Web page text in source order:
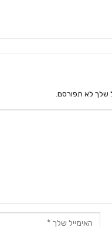
שלך לא תפורסם.